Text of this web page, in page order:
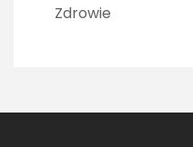
Zdrowie